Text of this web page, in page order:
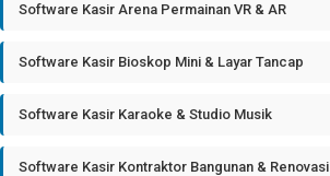
Software Kasir Arena Permainan VR & AR
Software Kasir Bioskop Mini & Layar Tancap
Software Kasir Karaoke & Studio Musik
Software Kasir Kontraktor Bangunan & Renovasi